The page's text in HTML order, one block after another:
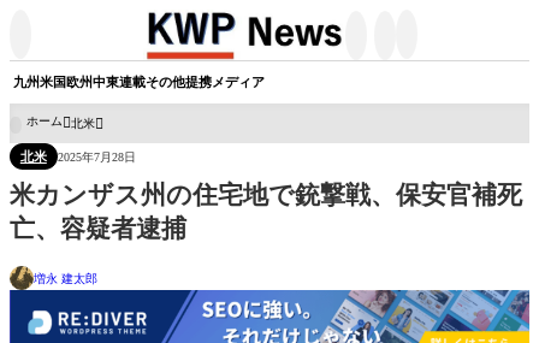
九州米国欧州中東連載その他提携メディア
ホーム 北米
北米 2025年7月28日
米カンザス州の住宅地で銃撃戦、保安官補死
亡、容疑者逮捕
増永 建太郎